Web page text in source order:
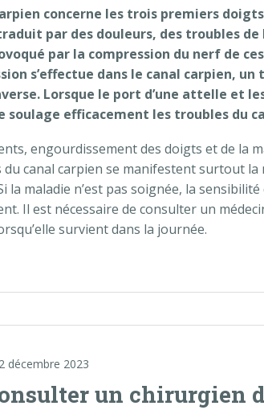
concerne les trois premiers
par des douleurs, des troubles
par la compression du nerf de
s’effectue dans le canal carpien, un
Lorsque le port d’une attelle et
soulage efficacement les troubles du
engourdissement des doigts et de la
canal carpien se manifestent surtout
la maladie n’est pas soignée, la
Il est nécessaire de consulter un
survient dans la journée.
décembre 2023
un chirurgien